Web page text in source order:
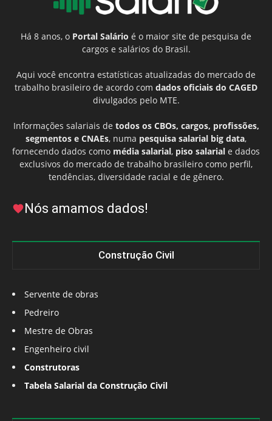
Há 8 anos, o Portal Salário é o maior site de pesquisa de
cargos e salários do Brasil.
Aqui você encontra estatísticas atualizadas do mercado de
trabalho brasileiro de acordo com dados oficiais do CAGED
divulgados pelo MTE.
Informações salariais de todos os CBOs, cargos, profissões,
segmentos e CNAEs, numa pesquisa salarial big data,
fornecendo dados como média salarial, piso salarial e dados
exclusivos do mercado de trabalho brasileiro como perfil,
tendências, diversidade racial e de gênero.
Nós amamos dados!
Construção Civil
Servente de obras
Pedreiro
Mestre de Obras
Engenheiro civil
Construtoras
Tabela Salarial da Construção Civil